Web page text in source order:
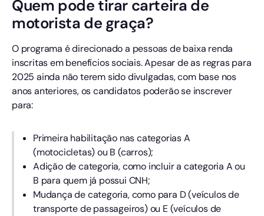
Quem pode tirar carteira de
motorista de graça?
O programa é direcionado a pessoas de baixa renda
inscritas em benefícios sociais. Apesar de as regras para
2025 ainda não terem sido divulgadas, com base nos
anos anteriores, os candidatos poderão se inscrever
para:
Primeira habilitação nas categorias A
(motocicletas) ou B (carros);
Adição de categoria, como incluir a categoria A ou
B para quem já possui CNH;
Mudança de categoria, como para D (veículos de
transporte de passageiros) ou E (veículos de